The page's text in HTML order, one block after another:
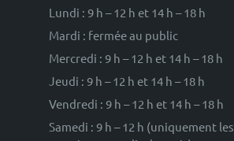
Lundi : 9 h – 12 h et 14 h – 18 h
Mardi : fermée au public
Mercredi : 9 h – 12 h et 14 h – 18 h
Jeudi : 9 h – 12 h et 14 h – 18 h
Vendredi : 9 h – 12 h et 14 h – 18 h
Samedi : 9 h – 12 h (uniquement les